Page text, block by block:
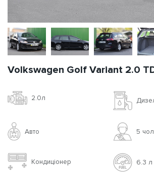
Volkswagen Golf Variant 2.0
2.0л
Авто 5 чoл
Кондиціонер 6.3